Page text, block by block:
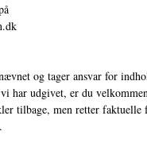
og tager ansvar for
har udgivet, er du
tilbage, men retter faktuelle